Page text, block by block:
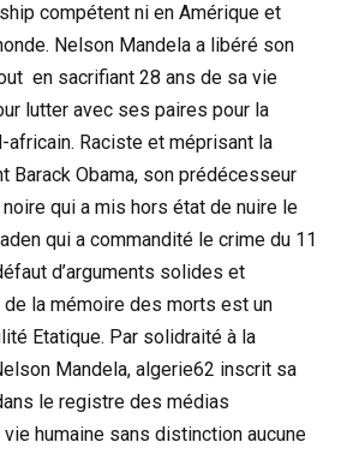
compétent ni en Amérique et
Nelson Mandela a libéré son
en sacrifiant 28 ans de sa vie
lutter avec ses paires pour la
africain. Raciste et méprisant la
Barack Obama, son prédécesseur
qui a mis hors état de nuire le
qui a commandité le crime du 11
d’arguments solides et
la mémoire des morts est un
Etatique. Par solidraité à la
Mandela, algerie62 inscrit sa
le registre des médias
humaine sans distinction aucune